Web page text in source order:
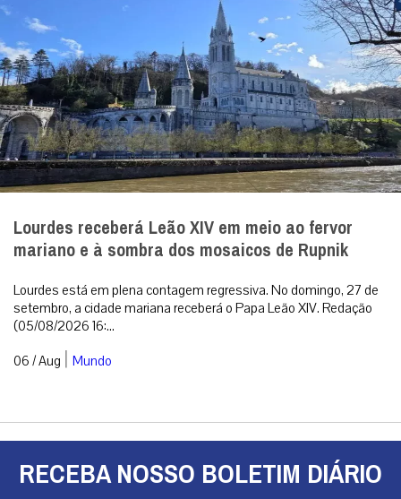
Lourdes receberá Leão XIV em meio ao fervor
mariano e à sombra dos mosaicos de Rupnik
Lourdes está em plena contagem regressiva. No domingo, 27 de
setembro, a cidade mariana receberá o Papa Leão XIV. Redação
(05/08/2026 16:...
06 / Aug | Mundo
RECEBA NOSSO BOLETIM DIÁRIO